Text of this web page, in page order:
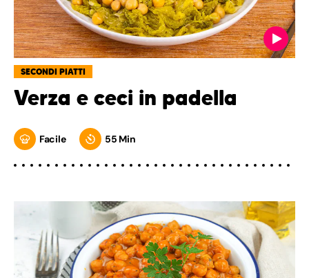
SECONDI PIATTI
Verza e ceci in padella
Facile 55 Min